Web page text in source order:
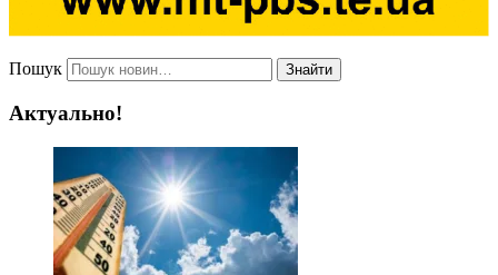
Пошук Знайти
Актуально!